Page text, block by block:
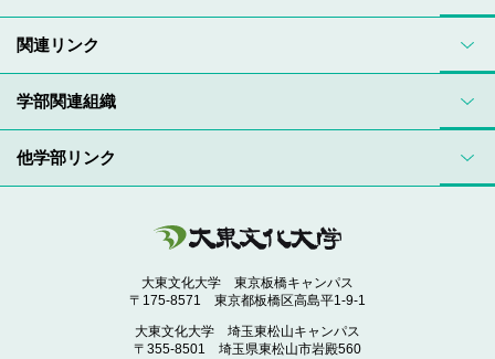
学部関連組織
他学部リンク
大東文化大学 東京板橋キャンパス
〒175-8571 東京都板橋区高島平1-9-1
大東文化大学 埼玉東松山キャンパス
〒355-8501 埼玉県東松山市岩殿560
関連リンク